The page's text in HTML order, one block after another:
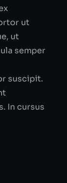
ut
ut
semper
suscipit.
In cursus